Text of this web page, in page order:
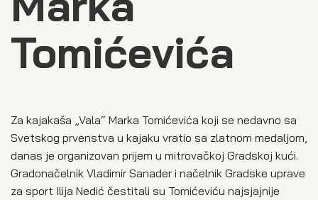
Tomićevića
Za kajakaša „Vala“ Marka Tomićevića koji se nedavno sa
Svetskog prvenstva u kajaku vratio sa zlatnom medaljom,
danas je organizovan prijem u mitrovačkoj Gradskoj kući.
Gradonačelnik Vladimir Sanader i načelnik Gradske uprave
za sport Ilija Nedić čestitali su Tomićeviću najsjajnije